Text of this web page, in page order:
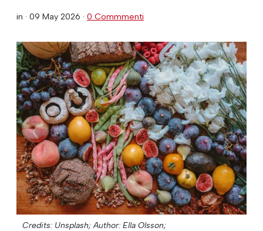
in · 09 May 2026 · 0 Commmenti
Credits: Unsplash; Author: Ella Olsson;